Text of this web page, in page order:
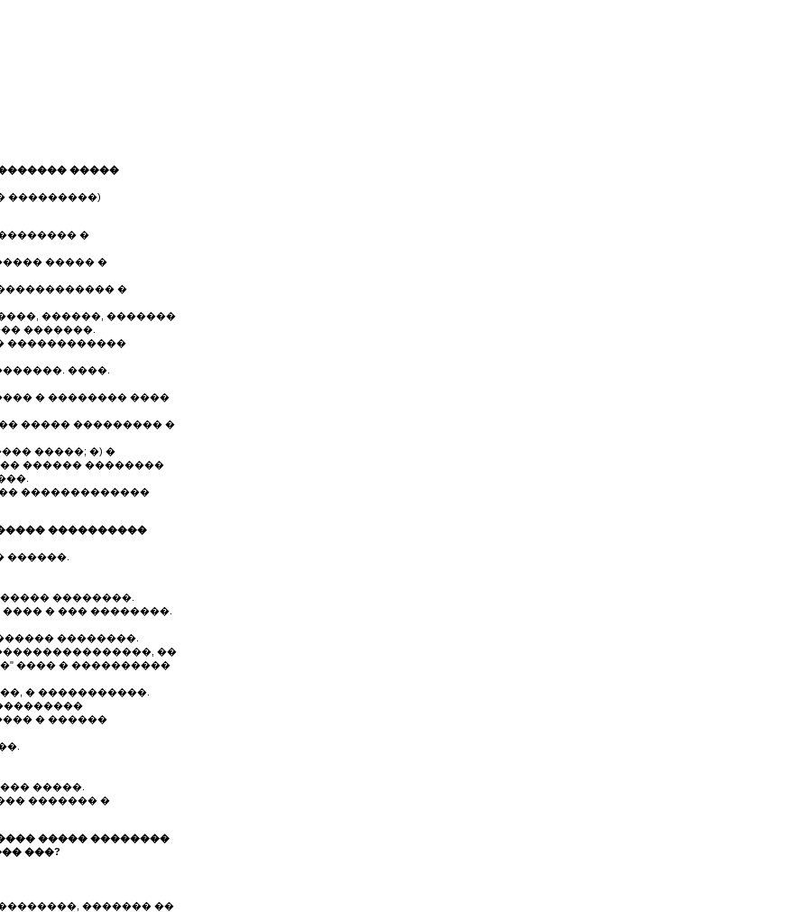
�����
���������)
�
����� �
�
������, �������
�������.
������������
����.
� �������� ����
����� ��������� �
�����; �) �
������ ��������
�������������
����������
������.
��������.
� ��� ��������.
��������.
��
���� � ����������
� �����������.
� ������
�����.
������� �
����� ��������
���?
������� ��